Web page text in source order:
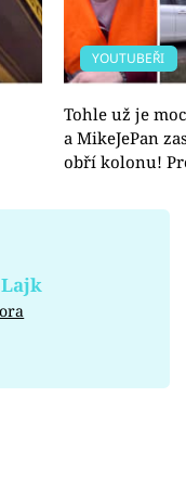
YOUTUBEŘI
Tohle už je
a MikeJePan
obří kolonu!